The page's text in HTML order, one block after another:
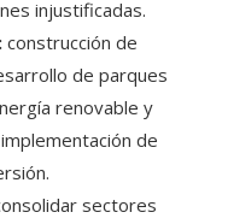
injustificadas.
construcción de
de parques
renovable y
de
sectores